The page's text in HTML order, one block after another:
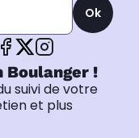
Ok
Boulanger !
suivi de votre
et plus